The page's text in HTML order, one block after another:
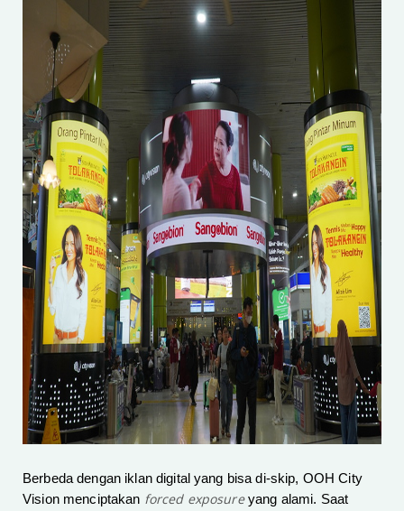
Berbeda dengan iklan digital yang bisa di-skip, OOH City
Vision menciptakan forced exposureyang alami. Saat